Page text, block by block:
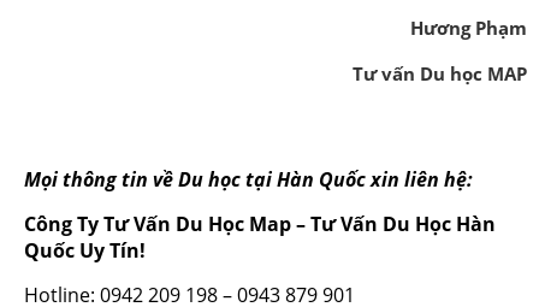
Hương Phạm
Tư vấn Du học MAP
Mọi thông tin về Du học tại Hàn Quốc xin liên hệ:
Công Ty Tư Vấn Du Học Map – Tư Vấn Du Học Hàn
Quốc Uy Tín!
Hotline: 0942 209 198 – 0943 879 901